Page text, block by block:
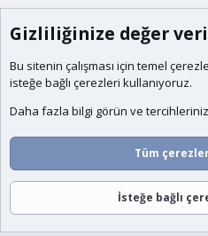
Gizliliğinize değer
Bu sitenin çalışması için temel
isteğe bağlı çerezleri kullanıyoruz.
Daha fazla bilgi görün ve tercihlerinizi
Tüm
İsteğe bağlı